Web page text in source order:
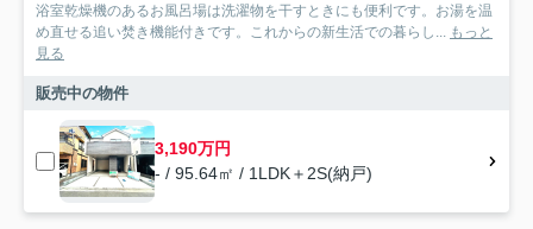
浴室乾燥機のあるお風呂場は洗濯物を干すときにも便利です。お湯を温
め直せる追い焚き機能付きです。これからの新生活での暮らし... もっと
見る
販売中の物件
3,190万円
- / 95.64㎡ / 1LDK＋2S(納戸)